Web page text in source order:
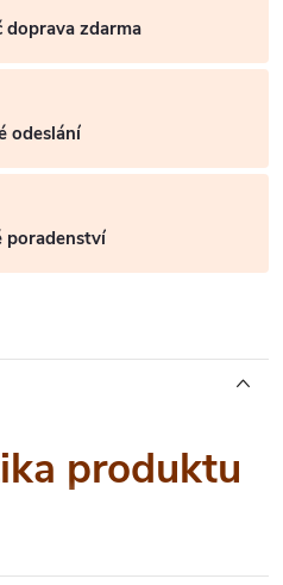
doprava zdarma
odeslání
poradenství
produktu
bioaktivních látek s obsahem